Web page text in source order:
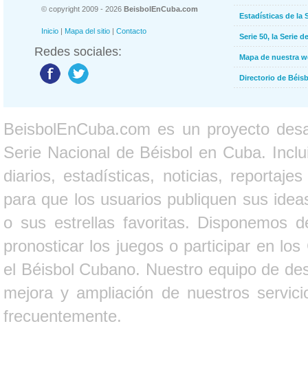
© copyright 2009 - 2026 BeisbolEnCuba.com
Inicio | Mapa del sitio | Contacto
Redes sociales:
Estadísticas de la
Serie 50, la Serie
Mapa de nuestra
Directorio de
BeisbolEnCuba.com es un proyecto
Serie Nacional de Béisbol en Cuba.
diarios, estadísticas, noticias,
para que los usuarios publiquen sus
o sus estrellas favoritas. Disponemos
pronosticar los juegos o participar en
el Béisbol Cubano. Nuestro equipo de
mejora y ampliación de nuestros
frecuentemente.